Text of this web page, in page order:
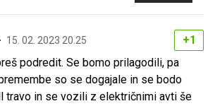
15. 02. 2023 20.25
+1
podredit. Se bomo prilagodili, pa
so se dogajale in se bodo
travo in se vozili z električnimi avti še